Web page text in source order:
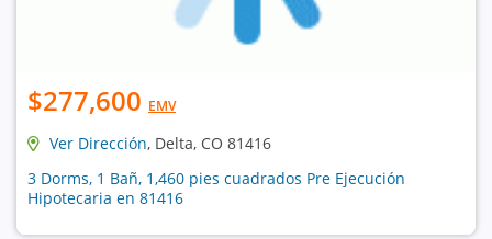
$277,600 EMV
Ver Dirección, Delta, CO 81416
3 Dorms, 1 Bañ, 1,460 pies cuadrados Pre Ejecución
Hipotecaria en 81416